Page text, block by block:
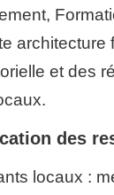
architecture
et des
des
locaux :